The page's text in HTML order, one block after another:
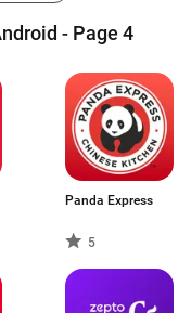
- Page 4
Panda Express
5